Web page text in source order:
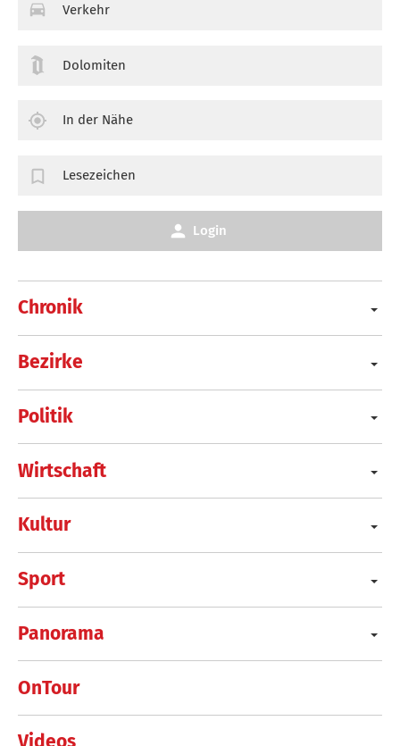
Chronik
Bezirke
Politik
Wirtschaft
Kultur
Sport
Panorama
OnTour
Verkehr
Dolomiten
In der Nähe
Lesezeichen
Login